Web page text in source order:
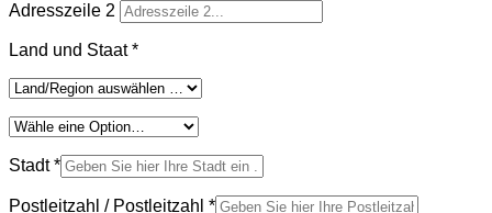
Adresszeile 2
Land und Staat*
Stadt*
Postleitzahl / Postleitzahl *